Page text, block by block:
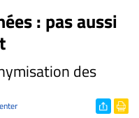
: pas aussi
des